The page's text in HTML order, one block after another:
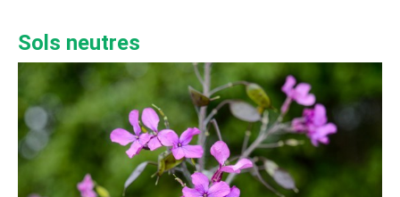
Sols neutres